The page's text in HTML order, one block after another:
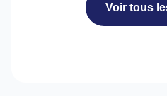
Voir tous